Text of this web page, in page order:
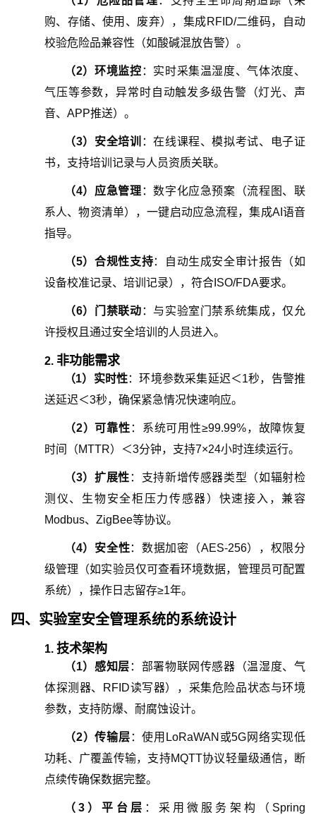
购、存储、使用、废弃），集成RFID/二维码，自动
校验危险品兼容性（如酸碱混放告警）。
（2） 环境监控 ：实时采集温湿度、气体浓度、
气压等参数，异常时自动触发多级告警（灯光、声
音、APP推送）。
（3） 安全培训
：在线课程、模拟考试、电子证
书，支持培训记录与人员资质关联。
（4） 应急管理 ：数字化应急预案（流程图、联
系人、物资清单），一键启动应急流程，集成AI语音
指导。
（5） 合规性支持：自动生成安全审计报告（如
设备校准记录、培训记录），符合ISO/FDA要求。
（6） 门禁联动 ：与实验室门禁系统集成，仅允
许授权且通过安全培训的人员进入。
2. 非功能需求
（1） 实时性：环境参数采集延迟＜1秒，告警推
送延迟＜3秒，确保紧急情况快速响应。
（2）可靠性 ：系统可用性≥99.99%，故障恢复
时间（MTTR）＜3分钟，支持7×24小时连续运行。
（3） 扩展性 ：支持新增传感器类型（如辐射检
测仪、生物安全柜压力传感器）快速接入，兼容
Modbus、ZigBee等协议。
（4） 安全性：数据加密（AES-256），权限分
级管理（如实验员仅可查看环境数据，管理员可配置
系统），操作日志留存≥1年。
四、 实验室安全管理系统的系统设计
1. 技术架构
（1） 感知层 ：部署物联网传感器（温湿度、气
体探测器、RFID读写器），采集危险品状态与环境
参数，支持防爆、耐腐蚀设计。
（2）传输层 ：使用LoRaWAN或5G网络实现低
功耗、广覆盖传输，支持MQTT协议轻量级通信，断
点续传确保数据完整。
（3 ）平台层 ：采用微服务架构（Spring